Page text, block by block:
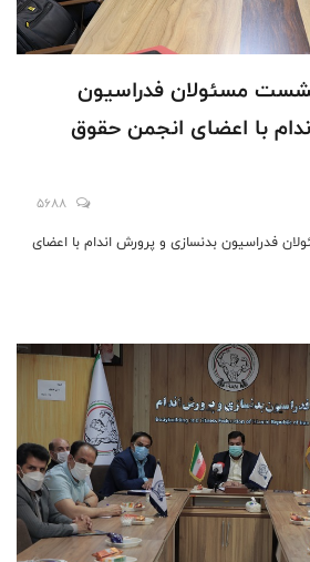
مسئولان فدراسیون
با اعضای انجمن حقوق
5688
فدراسیون بدنسازی و پرورش اندام با اعضای